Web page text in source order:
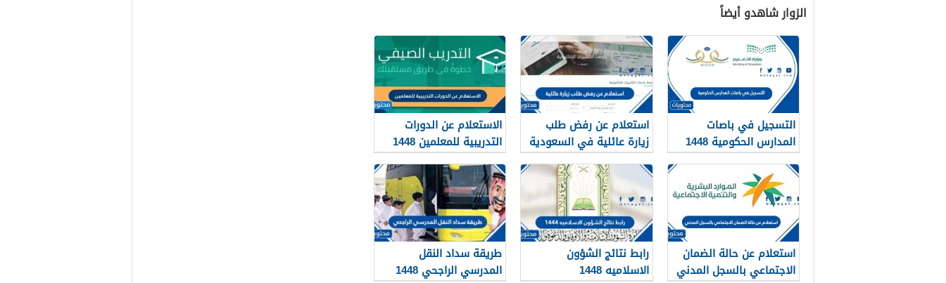
الزوار شاهدو أيضاً
التسجيل في باصات
المدارس الحكومية 1448
استعلام عن رفض طلب
زيارة عائلية في السعودية
1448 الرابط والطريقة
الاستعلام عن الدورات
التدريبية للمعلمين 1448
استعلام عن حالة الضمان
الاجتماعي بالسجل المدني
رابط نتائج الشؤون
الاسلاميه 1448
طريقة سداد النقل
المدرسي الراجحي 1448